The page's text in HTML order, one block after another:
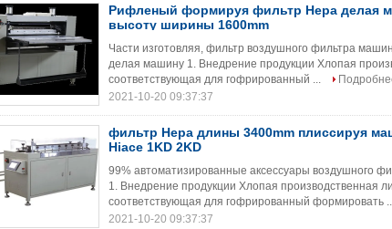
Рифленый формируя фильтр Hepa делая
высоту ширины 1600mm
Части изготовляя, фильтр воздушного фильтра
делая машину 1. Внедрение продукции Хлопая
соответствующая для гофрированный ...
2021-10-20 09:37:37
фильтр Hepa длины 3400mm плиссируя
Hiace 1KD 2KD
99% автоматизированные аксессуары воздушного
1. Внедрение продукции Хлопая производственная
соответствующая для гофрированный формировать
2021-10-20 09:37:37